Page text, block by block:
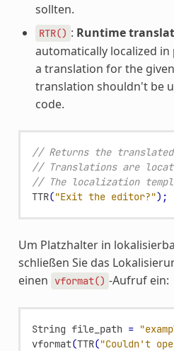
sollten.
RTR() : Runtime
automatically localized
a translation for the
translation shouldn't be
code.
// Returns the
// Translations are
// The localization
TTR("Exit the editor?");
Um Platzhalter in
schließen Sie das
einen vformat() -Aufruf ein:
String file_path =
vformat(TTR("Couldn't